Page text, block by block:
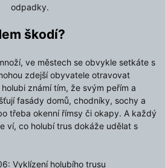
odpadky.
škodí?
ve městech se obvykle setkáte s
zdejší obyvatele otravovat
známí tím, že svým peřím a
fasády domů, chodníky, sochy a
třeba okenní římsy či okapy. A každý
ví, co holubí trus dokáže udělat s